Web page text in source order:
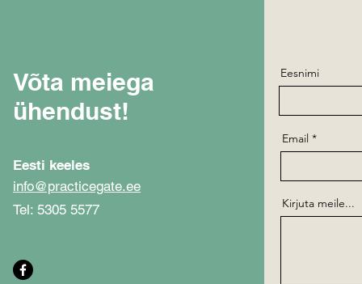
Võta meiega
ühendust!
Eesti keeles
info@practicegate.ee
Tel: 5305 5577
Eesnimi
Email
Kirjuta meile...